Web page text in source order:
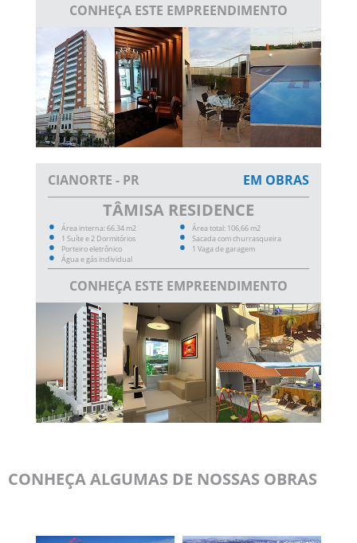
CONHEÇA ESTE EMPREENDIMENTO
CIANORTE - PR EM OBRAS
TÂMISA RESIDENCE
Área interna: 66.34 m2
Área total: 106,66 m2
1 Suíte e 2 Dormitórios
Sacada com churrasqueira
Porteiro eletrônico
1 Vaga de garagem
Água e gás individual
CONHEÇA ESTE EMPREENDIMENTO
CONHEÇA ALGUMAS DE NOSSAS OBRAS